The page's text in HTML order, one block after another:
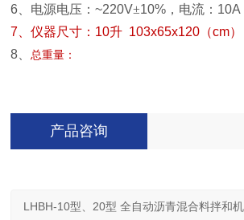
6 、电源电压：~220V±10% ，电流： 10A
7 、仪器尺寸： 10升 103x65x120 （cm）
8
总重量：
产品咨询